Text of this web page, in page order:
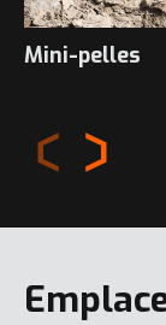
Mini-pelles